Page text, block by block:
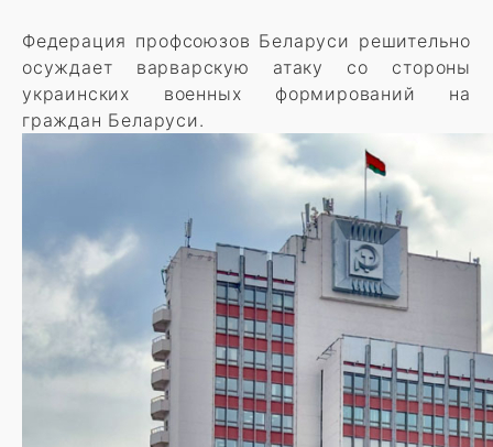
Федерация профсоюзов Беларуси решительно
осуждает варварскую атаку со стороны
украинских военных формирований на
граждан Беларуси.